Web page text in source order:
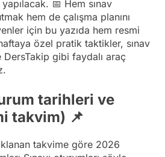
📅 Hem sınav
hem de çalışma planını
için bu yazıda hem resmi
özel pratik taktikler, sınav
DersTakip gibi faydalı araç
tarihleri ve
takvim) 📌
takvime göre 2026